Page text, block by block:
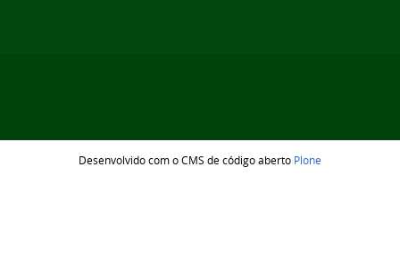
Desenvolvido com o CMS de código aberto Plone